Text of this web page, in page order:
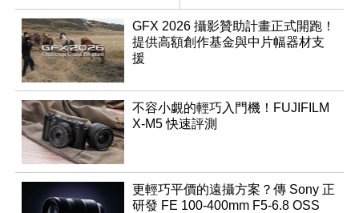
109,980
GFX 2026 攝影贊助計畫正式開跑！
提供高額創作基金與中片幅器材支
援
不容小覷的輕巧入門機！FUJIFILM
X-M5 快速評測
更輕巧平價的遠攝方案？傳 Sony 正
研發 FE 100-400mm F5-6.8 OSS